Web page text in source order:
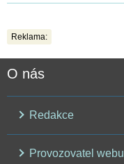
Reklama:
O nás
Redakce
Provozovatel webu